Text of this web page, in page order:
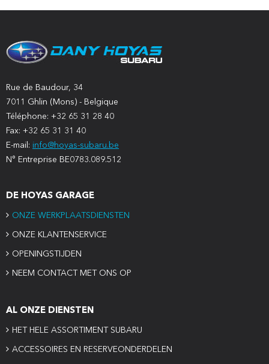
Rue de Baudour, 34
7011 Ghlin (Mons) - Belgique
Téléphone: +32 65 31 28 40
Fax: +32 65 31 31 40
E-mail: info@hoyas-subaru.be
N° Entreprise BE0783.089.512
DE HOYAS GARAGE
ONZE WERKPLAATSDIENSTEN
ONZE KLANTENSERVICE
OPENINGSTIJDEN
NEEM CONTACT MET ONS OP
AL ONZE DIENSTEN
HET HELE ASSORTIMENT SUBARU
ACCESSOIRES EN RESERVEONDERDELEN